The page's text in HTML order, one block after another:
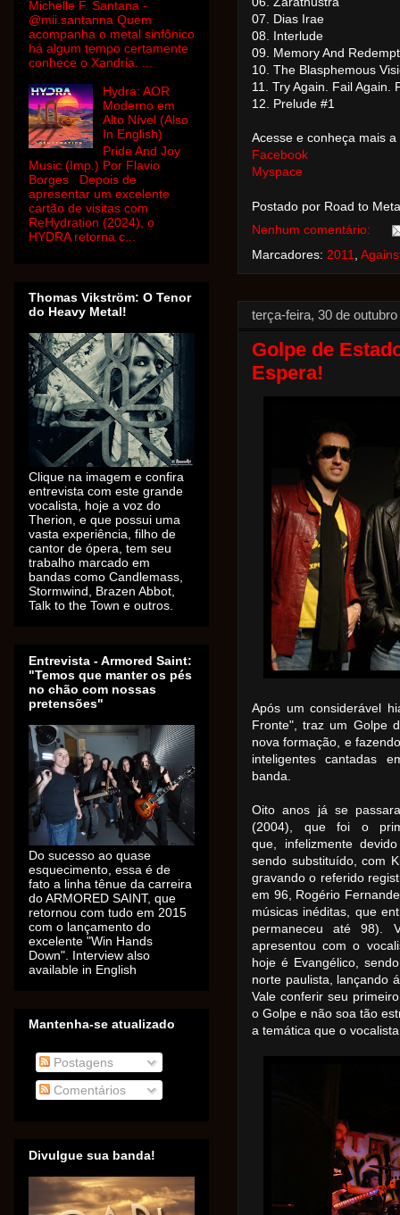
07. Dias Irae
08. Interlude
09. Memory And
10. The Blasphemous
11. Try Again. Fail Again.
12. Prelude #1
Acesse e conheça mais a
Facebook
Myspace
Postado por Road to
Nenhum comentário:
Marcadores: 2011
terça-feira, 30 de
Golpe de
Espera!
Após um considerável
Fronte", traz um Golpe
nova formação, e
inteligentes cantadas
banda.
Oito anos já se
(2004), que foi o
que, infelizmente
sendo substituído, com
gravando o referido
em 96, Rogério
músicas inéditas, que
permaneceu até 98).
apresentou com o
hoje é Evangélico,
norte paulista, lançando
Vale conferir seu
o Golpe e não soa tão
a temática que o
Michelle F. Santana -
@mii.santanna Quem
acompanha o metal sinfônico
há algum tempo certamente
conhece o Xandria. ...
Hydra: AOR
Moderno em
Alto Nível (Also
In English)
Pride And Joy
Music (Imp.) Por Flavio
Borges Depois de
apresentar um excelente
cartão de visitas com
ReHydration (2024), o
HYDRA retorna c...
Thomas Vikström: O Tenor
do Heavy Metal!
Clique na imagem e confira
entrevista com este grande
vocalista, hoje a voz do
Therion, e que possui uma
vasta experiência, filho de
cantor de ópera, tem seu
trabalho marcado em
bandas como Candlemass,
Stormwind, Brazen Abbot,
Talk to the Town e outros.
Entrevista - Armored Saint:
"Temos que manter os pés
no chão com nossas
pretensões"
Do sucesso ao quase
esquecimento, essa é de
fato a linha tênue da carreira
do ARMORED SAINT, que
retornou com tudo em 2015
com o lançamento do
excelente "Win Hands
Down". Interview also
available in English
Mantenha-se atualizado
Postagens
Comentários
Divulgue sua banda!